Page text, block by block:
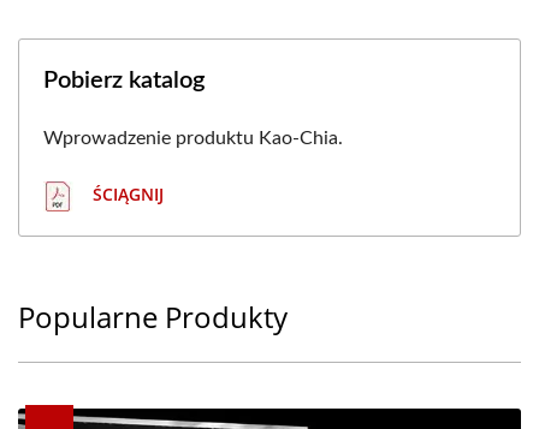
Pobierz katalog
Wprowadzenie produktu Kao-Chia.
ŚCIĄGNIJ
Popularne Produkty